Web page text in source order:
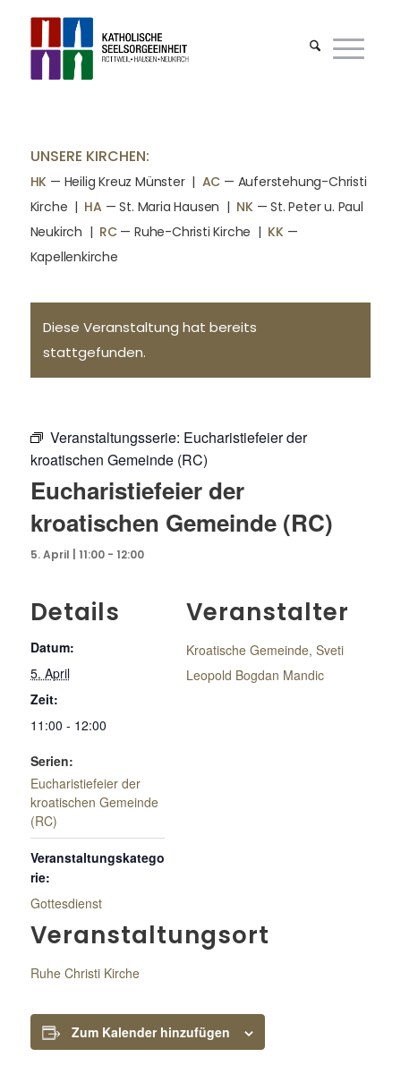
UNSERE KIRCHEN:
HK — Heilig Kreuz Münster | AC — Auferstehung-Christi
Kirche | HA — St. Maria Hausen | NK— St. Peter u. Paul
Neukirch | RC— Ruhe-Christi Kirche | KK—
Kapellenkirche
Diese Veranstaltung hat bereits
stattgefunden.
Veranstaltungsserie: Eucharistiefeier der
kroatischen Gemeinde (RC)
Eucharistiefeier der
kroatischen Gemeinde (RC)
5. April | 11:00- 12:00
Details
Datum:
5. April
Zeit:
11:00 - 12:00
Serien:
Eucharistiefeier der
kroatischen Gemeinde
(RC)
Veranstaltungskatego
rie:
Gottesdienst
Veranstaltungsort
Ruhe Christi Kirche
Veranstalter
Kroatische Gemeinde, Sveti
Leopold Bogdan Mandic
Zum Kalender hinzufügen